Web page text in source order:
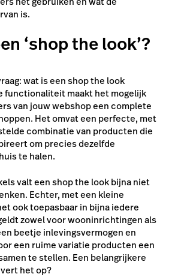
is.
‘shop the look’?
wat is een shop the look
functionaliteit maakt het mogelijk
van jouw webshop een complete
Het omvat een perfecte, met
combinatie van producten die
om precies dezelfde
te halen.
valt een shop the look bijna niet
Echter, met een kleine
ook toepasbaar in bijna iedere
zowel voor wooninrichtingen als
beetje inlevingsvermogen en
een ruime variatie producten een
te stellen. Een belangrijkere
het op?